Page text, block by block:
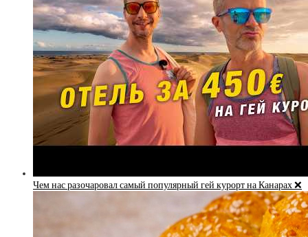
Чем нас разочаровал самый популярный гей курорт на Канарах ❌